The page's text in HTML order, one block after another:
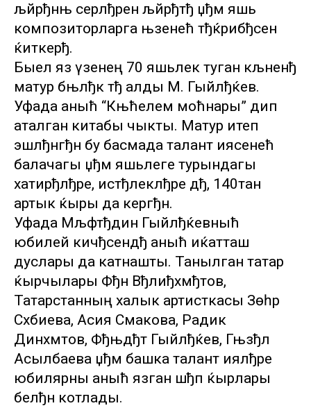
љйрђнњ серлђрен љйрђтђ џђм яшь
композиторларга њзенећ тђќрибђсен
ќиткерђ.
Быел яз үзенең 70 яшьлек туган кљненђ
матур бњлђк тђ алды М. Гыйлђќев.
Уфада аныћ “Књћелем моћнары” дип
аталган китабы чыкты. Матур итеп
эшлђнгђн бу басмада талант иясенећ
балачагы џђм яшьлеге турындагы
хатирђлђре, истђлеклђре дђ, 140тан
артык ќыры да кергђн.
Уфада Мљфтђдин Гыйлђќевныћ
юбилей кичђсендђ аныћ иќатташ
дуслары да катнашты. Танылган татар
ќырчылары Фђн Вђлиђхмђтов,
Татарстанның халык артисткасы Зөһрә
Сәхәбиева, Асия Смакова, Радик
Динәхмәтов, Фђњдђт Гыйлђќев, Гњзђл
Асылбаева џђм башка талант иялђре
юбилярны аныћ язган шђп ќырлары
белђн котлады.